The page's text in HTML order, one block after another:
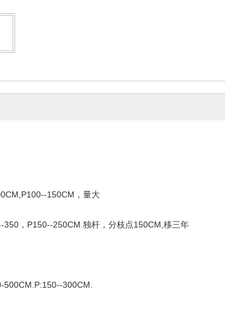
150CM，量大
350，P150--250CM.独杆，分枝点150CM,移三年
300CM.